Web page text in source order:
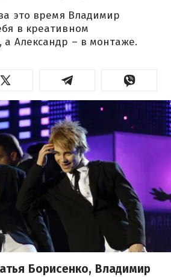
это время Владимир
в креативном
а Александр – в монтаже.
Борисенко, Владимир